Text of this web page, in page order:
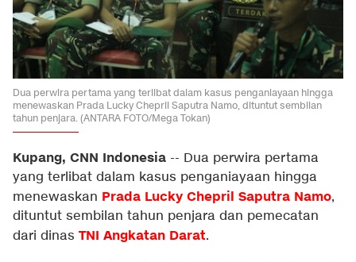
Dua perwira pertama yang terlibat dalam kasus penganiayaan hingga
menewaskan Prada Lucky Chepril Saputra Namo, dituntut sembilan
tahun penjara. (ANTARA FOTO/Mega Tokan)
Kupang, CNN Indonesia -- Dua perwira pertama
yang terlibat dalam kasus penganiayaan hingga
menewaskan Prada Lucky Chepril Saputra Namo,
dituntut sembilan tahun penjara dan pemecatan
dari dinas TNI Angkatan Darat.